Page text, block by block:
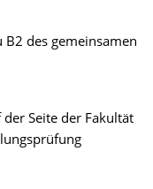
B2 des gemeinsamen
Seite der Fakultät